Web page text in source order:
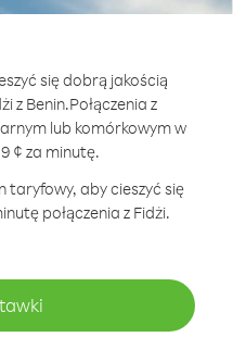
się dobrą jakością
z Benin.Połączenia z
lub komórkowym w
¢ za minutę.
taryfowy, aby cieszyć się
połączenia z Fidżi.